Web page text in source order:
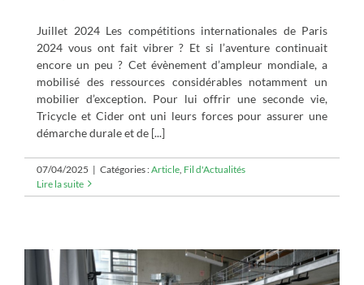
Juillet 2024 Les compétitions internationales de Paris
2024 vous ont fait vibrer ? Et si l’aventure continuait
encore un peu ? Cet évènement d’ampleur mondiale, a
mobilisé des ressources considérables notamment un
mobilier d’exception. Pour lui offrir une seconde vie,
Tricycle et Cider ont uni leurs forces pour assurer une
démarche durale et de [...]
07/04/2025 | Catégories :Article Fil d'Actualités
Lire la suite